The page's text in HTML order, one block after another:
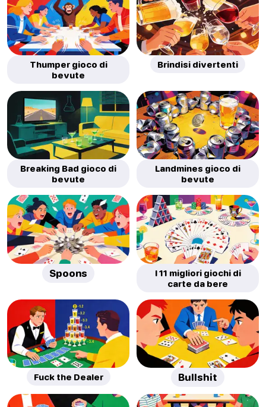
Thumper gioco di
bevute
Brindisi divertenti
Breaking Bad gioco di
bevute
Landmines gioco di
bevute
Spoons
I 11 migliori giochi di
carte da bere
Fuck the Dealer Bullshit